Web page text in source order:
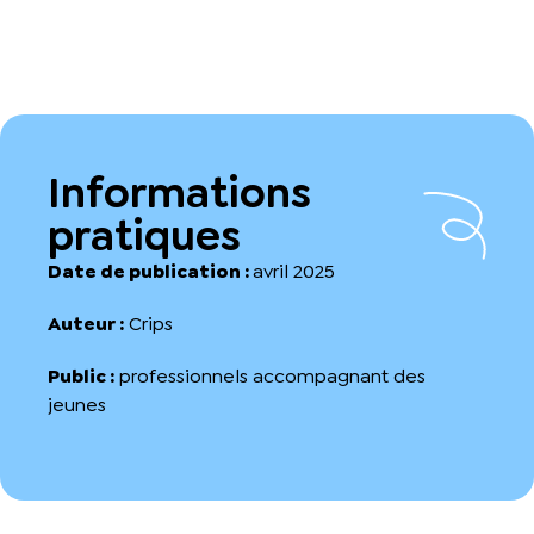
Informations
pratiques
Date de publication :avril 2025
Auteur :Crips
Public :professionnels accompagnant des
jeunes